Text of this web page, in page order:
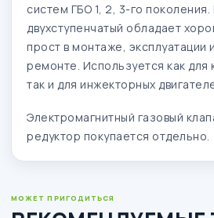
систем ГБО 1, 2, 3-го поколения.
двухступенчатый обладает
прост в монтаже, эксплуатации и
ремонте. Используется как для
так и для инжекторных
Электромагнитный газовый
редуктор покупается отдельно.
МОЖЕТ ПРИГОДИТЬСЯ